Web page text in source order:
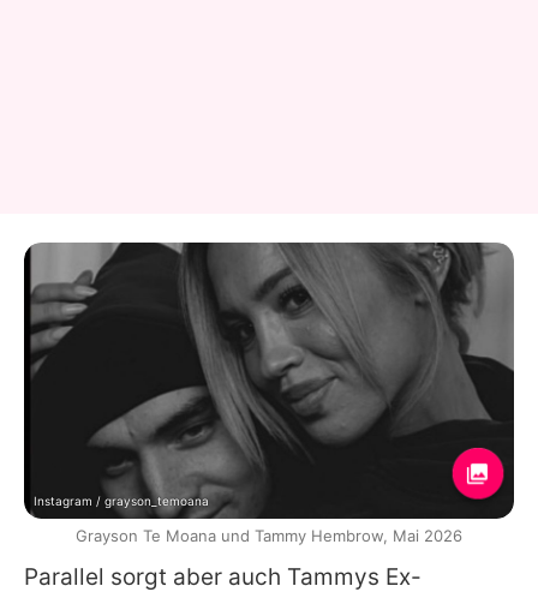
Parallel sorgt aber auch Tammys Ex-
Instagram / grayson_temoana
Grayson Te Moana und Tammy Hembrow, Mai 2026